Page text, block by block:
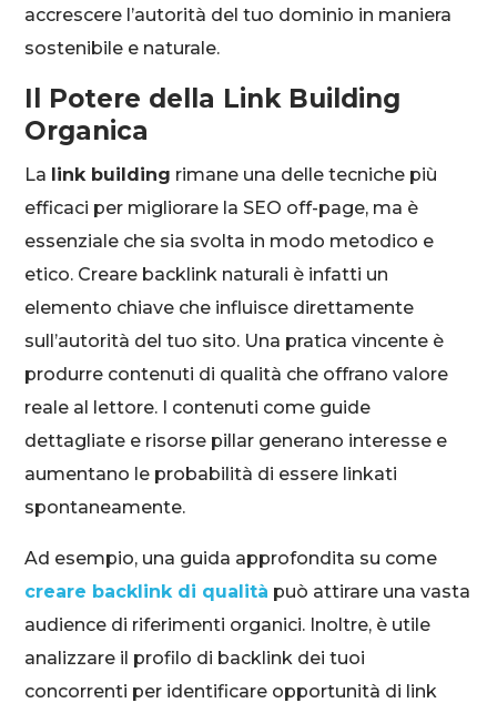
accrescere l’autorità del tuo dominio in maniera
sostenibile e naturale.
Il Potere della Link Building
Organica
La link building rimane una delle tecniche più
efficaci per migliorare la SEO off-page, ma è
essenziale che sia svolta in modo metodico e
etico. Creare backlink naturali è infatti un
elemento chiave che influisce direttamente
sull’autorità del tuo sito. Una pratica vincente è
produrre contenuti di qualità che offrano valore
reale al lettore. I contenuti come guide
dettagliate e risorse pillar generano interesse e
aumentano le probabilità di essere linkati
spontaneamente.
Ad esempio, una guida approfondita su come
creare backlink di qualità può attirare una vasta
audience di riferimenti organici. Inoltre, è utile
analizzare il profilo di backlink dei tuoi
concorrenti per identificare opportunità di link